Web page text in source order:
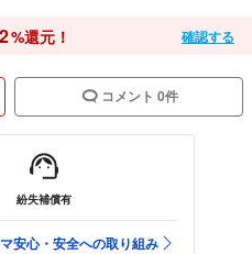
2%還元！ 確認する
コメント 0件
紛失補償有
安心・安全への取り組み